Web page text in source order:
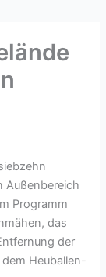
Außenbereich
Programm
das
der
Heuballen-